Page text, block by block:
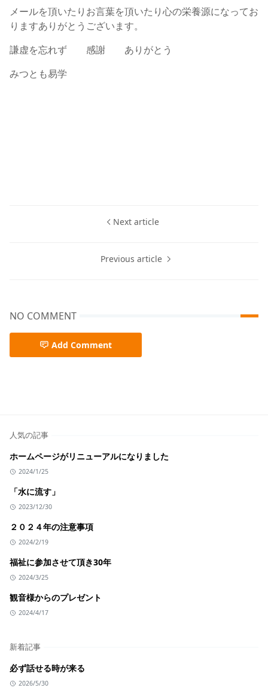
メールを頂いたりお言葉を頂いたり心の栄養源になってお
りますありがとうございます。
謙虚を忘れず 感謝 ありがとう
みつとも易学
Next article
Previous article
NO COMMENT
Add Comment
人気の記事
ホームページがリニューアルになりました
2024/1/25
「水に流す」
2023/12/30
２０２４年の注意事項
2024/2/19
福祉に参加させて頂き30年
2024/3/25
観音様からのプレゼント
2024/4/17
新着記事
必ず話せる時が来る
2026/5/30